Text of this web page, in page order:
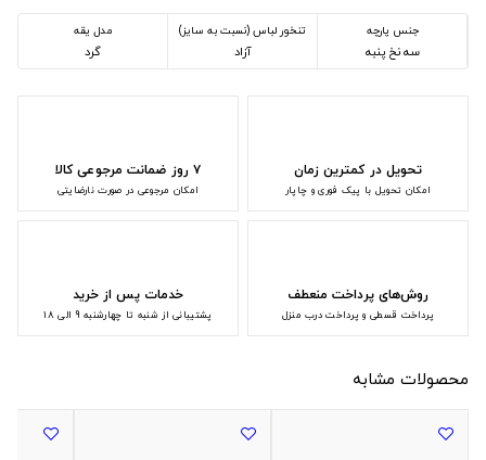
جنس پارچه
سه نخ پنبه
تنخور لباس (نسبت به سایز)
آزاد
مدل یقه
گرد
تحویل در کمترین زمان
امکان تحویل با پیک فوری و چاپار
۷ روز ضمانت مرجوعی کالا
امکان مرجوعی در صورت نارضایتی
روش‌های پرداخت منعطف
پرداخت قسطی و پرداخت درب منزل
خدمات پس از خرید
پشتیبانی از شنبه تا چهارشنبه 9 الی 18
محصولات مشابه